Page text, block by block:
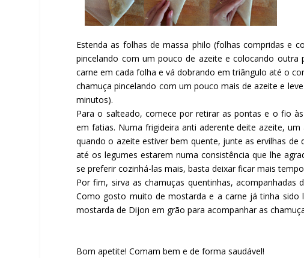
Estenda as folhas de massa philo (folhas compridas e
pincelando com um pouco de azeite e colocando
carne em cada folha e vá dobrando em triângulo até o
chamuça pincelando com um pouco mais de azeite e
minutos).
Para o salteado, comece por retirar as pontas e o fio
em fatias. Numa frigideira anti aderente deite azeite,
quando o azeite estiver bem quente, junte as ervilhas
até os legumes estarem numa consistência que lhe
se preferir cozinhá-las mais, basta deixar ficar mais
Por fim, sirva as chamuças quentinhas,
Como gosto muito de mostarda e a carne já tinha
mostarda de Dijon em grão para acompanhar as
Bom apetite! Comam bem e de forma saudável!